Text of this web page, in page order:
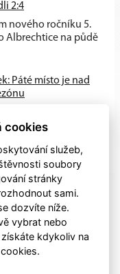
2:4
nového ročníku 5.
Albrechtice na půdě
Páté místo je nad
dařilo se také
cookies
služeb,
soubory
stránky
sami.
dozvíte níže.
vybrat nebo
kdykoliv na